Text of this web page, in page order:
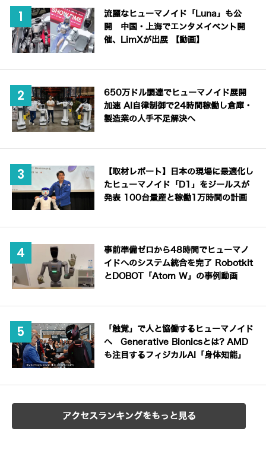
流麗なヒューマノイド「Luna」も公
開 中国・上海でエンタメイベント開
催、LimXが出展 【動画】
650万ドル調達でヒューマノイド展開
加速 AI自律制御で24時間稼働し倉庫・
製造業の人手不足解決へ
【取材レポート】日本の現場に最適化し
たヒューマノイド「D1」をジールスが
発表 100台量産と稼働1万時間の計画
事前準備ゼロから48時間でヒューマノ
イドへのシステム統合を完了 Robotkit
とDOBOT「Atom W」の事例動画
「触覚」で人と協働するヒューマノイド
へ Generative Bionicsとは? AMD
も注目するフィジカルAI「身体知能」
アクセスランキングをもっと見る